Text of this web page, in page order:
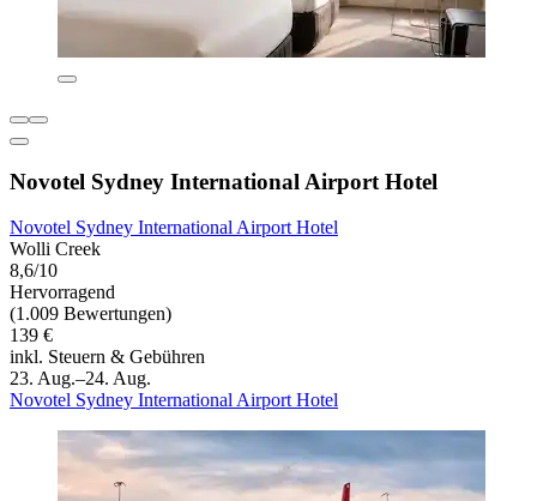
Novotel Sydney International Airport Hotel
Novotel Sydney International Airport Hotel
Wolli Creek
8,6/10
Hervorragend
(1.009 Bewertungen)
139 €
inkl. Steuern & Gebühren
23. Aug.–24. Aug.
Novotel Sydney International Airport Hotel